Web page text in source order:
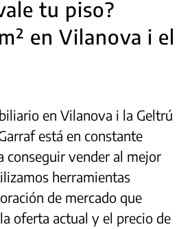
tu piso?
en Vilanova i el
en Vilanova i la Geltrú
está en constante
conseguir vender al mejor
herramientas
de mercado que
oferta actual y el precio de